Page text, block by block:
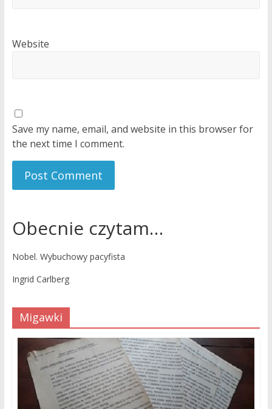
Website
Save my name, email, and website in this browser for
the next time I comment.
Obecnie czytam…
Nobel. Wybuchowy pacyfista
Ingrid Carlberg
Migawki